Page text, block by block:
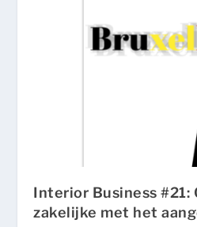
Interior Business #21:
zakelijke met het